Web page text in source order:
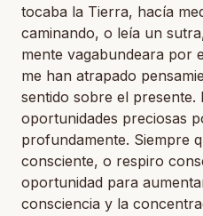
tocaba la Tierra, hacía
caminando, o leía un
mente vagabundeara por
me han atrapado
sentido sobre el presente.
oportunidades preciosas
profundamente. Siempre
consciente, o respiro
oportunidad para
consciencia y la